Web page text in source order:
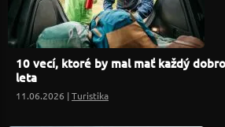
10 vecí, ktoré by mal mať každý
leta
11.06.2026 |Turistika